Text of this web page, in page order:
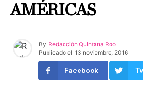
AMÉRICAS
By Redacción Quintana Roo
Publicado el 13 noviembre, 2016
Facebook